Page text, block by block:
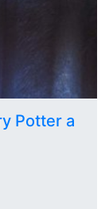
Potter a